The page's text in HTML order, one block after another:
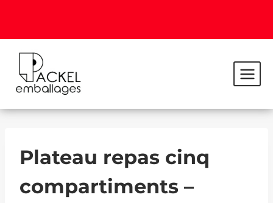
Plateau repas cinq
compartiments –